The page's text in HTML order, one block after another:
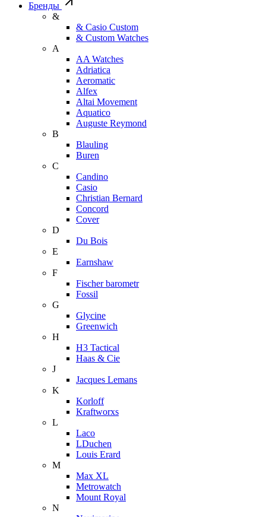
Бренды
&
& Casio Custom
& Custom Watches
A
AA Watches
Adriatica
Aeromatic
Alfex
Altai Movement
Aquatico
Auguste Reymond
B
Blauling
Buren
C
Candino
Casio
Christian Bernard
Concord
Cover
D
Du Bois
E
Earnshaw
F
Fischer barometr
Fossil
G
Glycine
Greenwich
H
H3 Tactical
Haas & Cie
J
Jacques Lemans
K
Korloff
Kraftworxs
L
Laco
LDuchen
Louis Erard
M
Max XL
Metrowatch
Mount Royal
N